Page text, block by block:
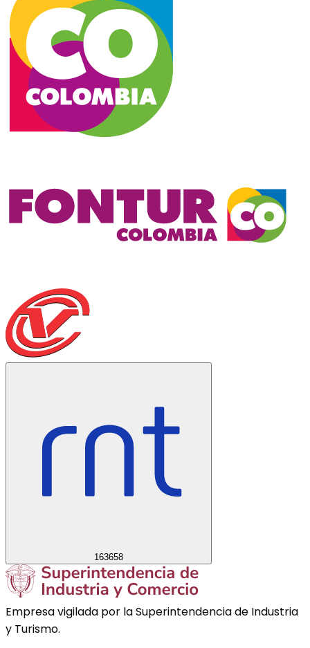
163658
Empresa vigilada por la Superintendencia de Industria
y Turismo.